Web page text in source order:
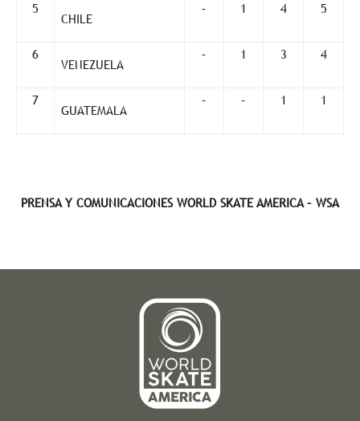
5
CHILE
– 1 4 5
6
VENEZUELA
– 1 3 4
7
GUATEMALA
– – 1 1
PRENSA Y COMUNICACIONES WORLD SKATE AMERICA – WSA